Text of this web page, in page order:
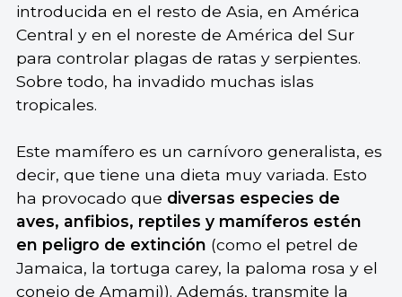
introducida en el resto de Asia, en América
Central y en el noreste de América del Sur
para controlar plagas de ratas y serpientes.
Sobre todo, ha invadido muchas islas
tropicales.
Este mamífero es un carnívoro generalista, es
decir, que tiene una dieta muy variada. Esto
ha provocado que diversas especies de
aves, anfibios, reptiles y mamíferos estén
en peligro de extinción (como el petrel de
Jamaica, la tortuga carey, la paloma rosa y el
conejo de Amami)). Además, transmite la